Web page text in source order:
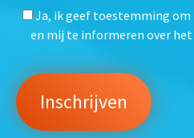
Ja, ik geef toestemming om
en mij te informeren over